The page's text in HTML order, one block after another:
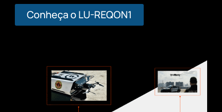
Conheça o LU-REQON1